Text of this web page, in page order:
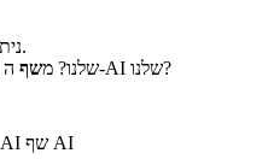
ניתן להתייעץ ולקבל משוב על המתכון.
ה-AI שלנו? משף ה-AI שלנו?
דיאטנית AI שף AI